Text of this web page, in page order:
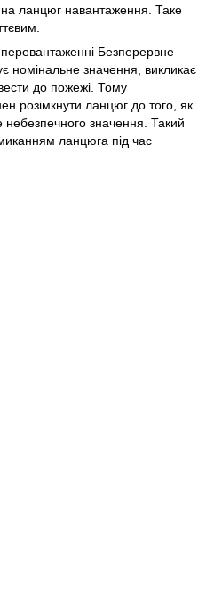
на ланцюг навантаження. Таке
Безперервне
номінальне значення, викликає
до пожежі. Тому
розімкнути ланцюг до того, як
значення. Такий
ланцюга під час